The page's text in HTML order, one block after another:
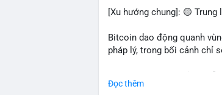
[Xu hướng chung]: 🟡 Trung
Bitcoin dao động quanh
pháp lý, trong bối cảnh chỉ
chuyển 289,92 BTC trị giá
Đọc thêm